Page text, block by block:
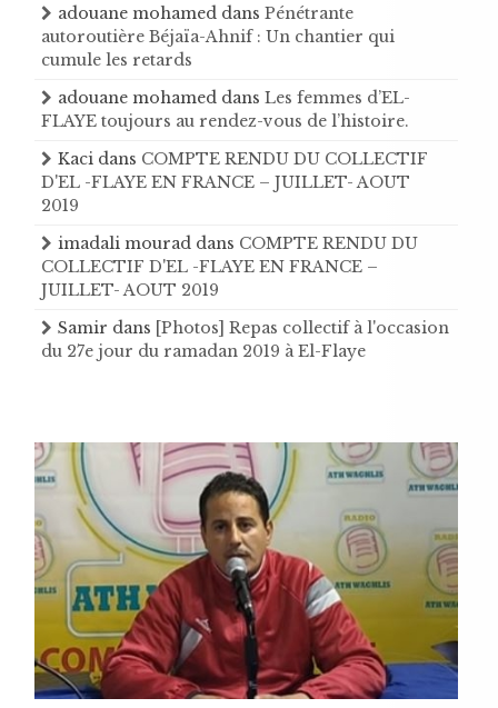
adouane mohamed dans Pénétrante
autoroutière Béjaïa-Ahnif : Un chantier qui
cumule les retards
adouane mohamed dans Les femmes d’EL-
FLAYE toujours au rendez-vous de l’histoire .
Kaci dans COMPTE RENDU DU COLLECTIF
D'EL -FLAYE EN FRANCE – JUILLET- AOUT
2019
imadali mourad dans COMPTE RENDU DU
COLLECTIF D'EL -FLAYE EN FRANCE –
JUILLET- AOUT 2019
Samir dans [Photos] Repas collectif à l'occasion
du 27e jour du ramadan 2019 à El-Flaye